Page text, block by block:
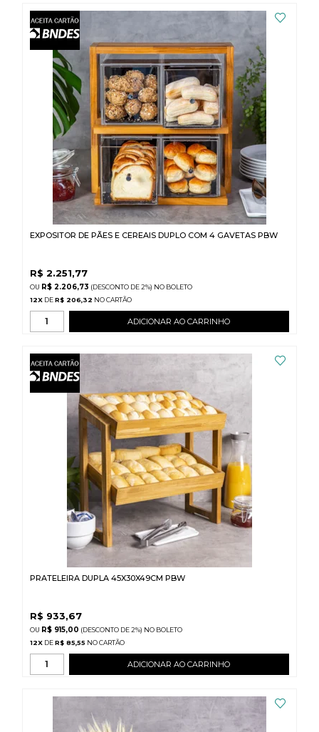
EXPOSITOR DE PÃES E CEREAIS DUPLO COM 4 GAVETAS PBW
R$ 2.251,77
R$ 2.206,73 (DESCONTO DE 2%) NO BOLETO
12X DE R$ 206,32
ADICIONAR AO CARRINHO
PRATELEIRA DUPLA 45X30X49CM PBW
R$ 933,67
R$ 915,00 (DESCONTO DE 2%) NO BOLETO
12X DE R$ 85,55
ADICIONAR AO CARRINHO